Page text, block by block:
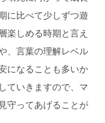
に比べて少しずつ遊
楽しめる時期と言え
、言葉の理解レベル
になることも多いか
ていきますので、マ
守ってあげることが